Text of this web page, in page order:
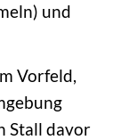
und
Vorfeld,
Stall davor